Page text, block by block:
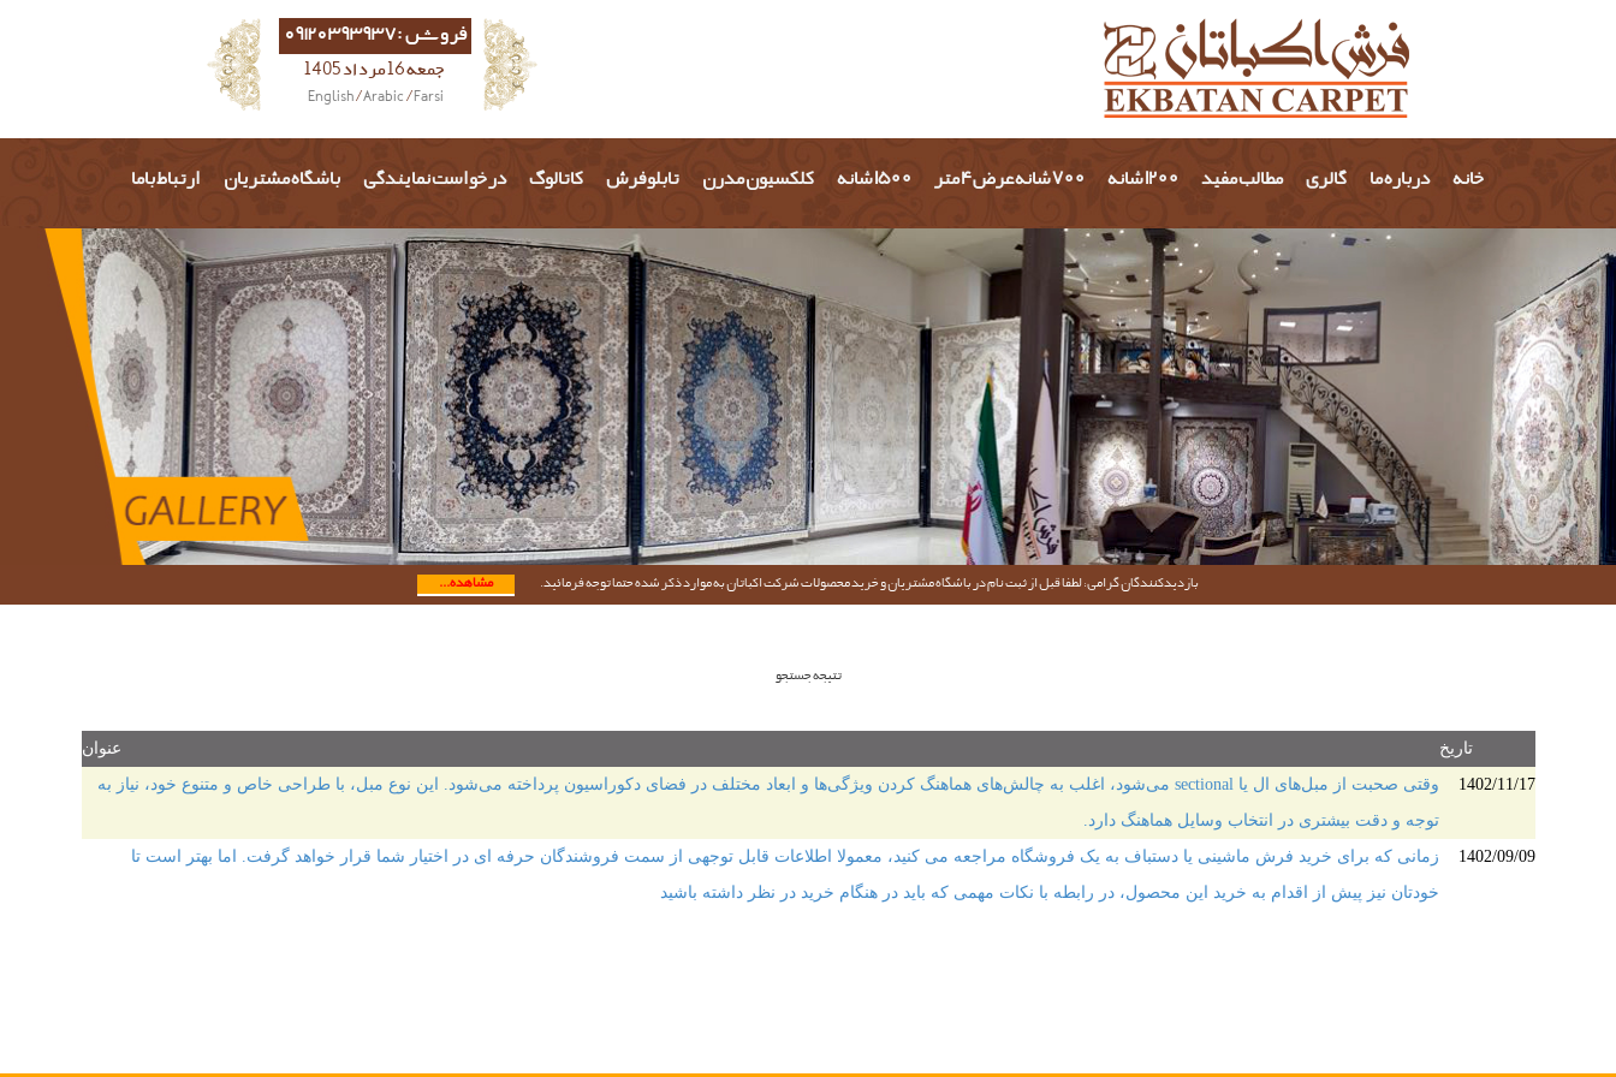
فروش :09120393937
جمعه 16 مرداد 1405
English/ Arabic / Farsi
خانه درباره ما گالری مطالب مفید 1200 شانه 700 شانه عرض 4 متر 1500 شانه کلکسیون مدرن تابلو فرش کاتالوگ درخواست نمایندگی باشگاه مشتریان ارتباط باما
بازدیدکنندگان گرامی؛ لطفا قبل از ثبت نام در باشگاه مشتریان و خرید محصولات شرکت اکباتان به موارد ذکر شده حتما توجه فرمائید. مشاهده...
تتیجه جستجو
تاریخ
عنوان
1402/11/17
وقتی صحبت از مبل‌های ال یا sectional می‌شود، اغلب به چالش‌های هماهنگ کردن ویژگی‌ها و ابعاد مختلف در فضای دکوراسیون پرداخته می‌شود. این نوع مبل، با طراحی خاص و متنوع خود، نیاز به
توجه و دقت بیشتری در انتخاب وسایل هماهنگ دارد.
1402/09/09
زمانی که برای خرید فرش ماشینی یا دستباف به یک فروشگاه مراجعه می کنید، معمولا اطلاعات قابل توجهی از سمت فروشندگان حرفه ای در اختیار شما قرار خواهد گرفت. اما بهتر است تا
خودتان نیز پیش از اقدام به خرید این محصول، در رابطه با نکات مهمی که باید در هنگام خرید در نظر داشته باشید